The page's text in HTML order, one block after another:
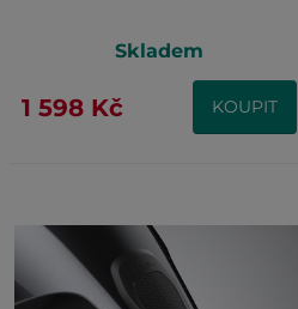
Skladem
1 598 Kč KOUPIT